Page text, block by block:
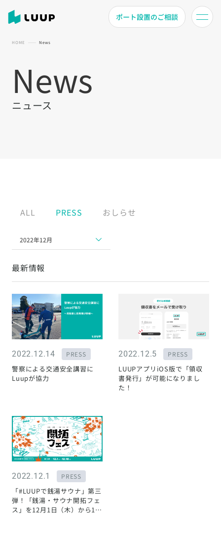
ポート設置のご相談
HOME News
News
ニュース
ALL PRESS おしらせ
2022年12月
最新情報
2022.12.14 PRESS
警察による交通安全講習に
Luupが協力
2022.12.5 PRESS
LUUPアプリiOS版で「領収
書発行」が可能になりまし
た！
2022.12.1 PRESS
「#LUUPで銭湯サウナ」第三
弾！「銭湯・サウナ開拓フェ
ス」を12月1日（木）から12